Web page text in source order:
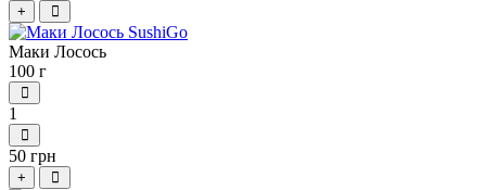
+
Маки Лосось
100 г
1
50 грн
+